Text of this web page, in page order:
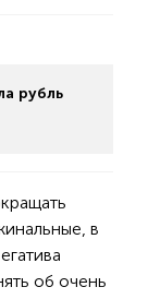
рубль
в
об очень